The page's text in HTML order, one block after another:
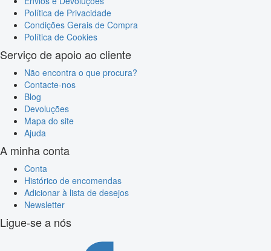
Política de Privacidade
Condições Gerais de Compra
Política de Cookies
Serviço de apoio ao cliente
Não encontra o que procura?
Contacte-nos
Blog
Devoluções
Mapa do site
Ajuda
A minha conta
Conta
Histórico de encomendas
Adicionar à lista de desejos
Newsletter
Ligue-se a nós